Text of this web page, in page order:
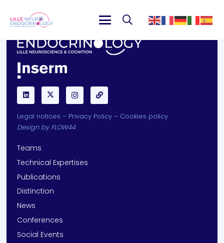
Legal notices – Privacy Policy – Cookies policy
Design byFLOW44
Teams
Technical Expertises
Publications
Distinction
News
Conferences
Social Events